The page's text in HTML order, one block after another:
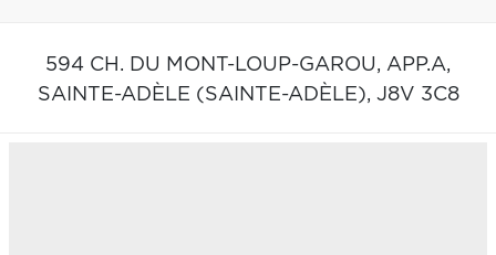
594 CH. DU MONT-LOUP-GAROU, APP.A,
SAINTE-ADÈLE (SAINTE-ADÈLE), J8V 3C8